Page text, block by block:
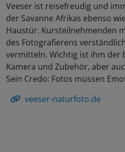
Veeser ist reisefreudig und
der Savanne Afrikas ebenso
Haustür. Kursteilnehmenden
des Fotografierens
vermitteln. Wichtig ist ihm der
Kamera und Zubehör, aber
Sein Credo: Fotos müssen
veeser-naturfoto.de